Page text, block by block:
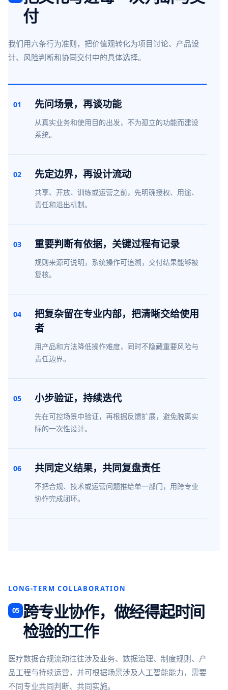
付
我们用六条行为准则，把价值观转化为项目讨论、产品设
计、风险判断和协同交付中的具体选择。
01 先问场景，再谈功能
从真实业务和使用目的出发，不为孤立的功能而建设
系统。
02 先定边界，再设计流动
共享、开放、训练或运营之前，先明确授权、用途、
责任和退出机制。
03 重要判断有依据，关键过程有记录
规则来源可说明，系统操作可追溯，交付结果能够被
复核。
04
把复杂留在专业内部，把清晰交给使用
者
用产品和方法降低操作难度，同时不隐藏重要风险与
责任边界。
05 小步验证，持续迭代
先在可控场景中验证，再根据反馈扩展，避免脱离实
际的一次性设计。
06 共同定义结果，共同复盘责任
不把合规、技术或运营问题推给单一部门，用跨专业
协作完成闭环。
LONG-TERM COLLABORATION
05 跨专业协作，做经得起时间
检验的工作
医疗数据合规流动往往涉及业务、数据治理、制度规则、产
品工程与持续运营，并可根据场景涉及人工智能能力，需要
不同专业共同判断、共同实施。